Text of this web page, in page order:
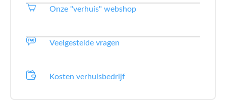
Onze "verhuis" webshop
Veelgestelde vragen
Kosten verhuisbedrijf